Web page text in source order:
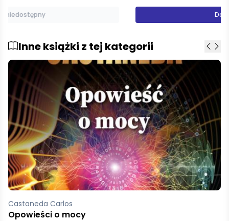
Inne książki z tej kategorii
Juszyński Jakub
Wojny polsko-jaćwieskie 1247-1282